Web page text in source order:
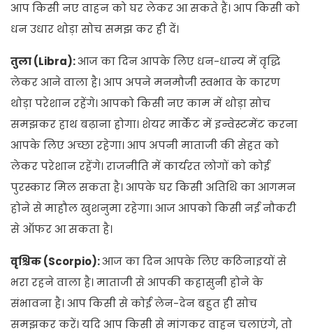
आप किसी नए वाहन को घर लेकर आ सकते हैं। आप किसी को
धन उधार थोड़ा सोच समझ कर ही दें।
तुला (Libra):आज का दिन आपके लिए धन-धान्य में वृद्धि
लेकर आने वाला है। आप अपने मनमौजी स्वभाव के कारण
थोड़ा परेशान रहेंगे। आपको किसी नए काम में थोड़ा सोच
समझकर हाथ बढ़ाना होगा। शेयर मार्केट में इन्वेस्टमेंट करना
आपके लिए अच्छा रहेगा। आप अपनी माताजी की सेहत को
लेकर परेशान रहेंगे। राजनीति में कार्यरत लोगों को कोई
पुरस्कार मिल सकता है। आपके घर किसी अतिथि का आगमन
होने से माहौल खुशनुमा रहेगा। आज आपको किसी नई नौकरी
से ऑफर आ सकता है।
वृश्चिक (Scorpio):आज का दिन आपके लिए कठिनाइयों से
भरा रहने वाला है। माताजी से आपकी कहासुनी होने के
संभावना है। आप किसी से कोई लेन-देन बहुत ही सोच
समझकर करें। यदि आप किसी से मांगकर वाहन चलाएंगे, तो